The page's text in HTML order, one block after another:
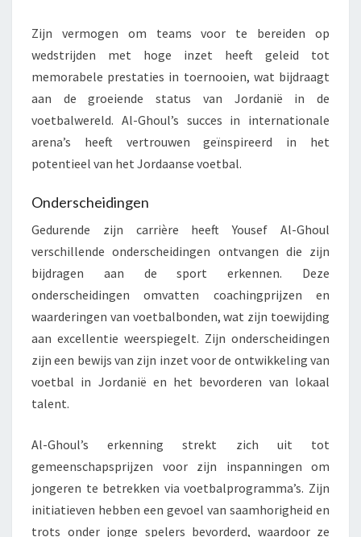
Zijn vermogen om teams voor te bereiden op
wedstrijden met hoge inzet heeft geleid tot
memorabele prestaties in toernooien, wat bijdraagt
aan de groeiende status van Jordanië in de
voetbalwereld. Al-Ghoul’s succes in internationale
arena’s heeft vertrouwen geïnspireerd in het
potentieel van het Jordaanse voetbal.
Onderscheidingen
Gedurende zijn carrière heeft Yousef Al-Ghoul
verschillende onderscheidingen ontvangen die zijn
bijdragen aan de sport erkennen. Deze
onderscheidingen omvatten coachingprijzen en
waarderingen van voetbalbonden, wat zijn toewijding
aan excellentie weerspiegelt. Zijn onderscheidingen
zijn een bewijs van zijn inzet voor de ontwikkeling van
voetbal in Jordanië en het bevorderen van lokaal
talent.
Al-Ghoul’s erkenning strekt zich uit tot
gemeenschapsprijzen voor zijn inspanningen om
jongeren te betrekken via voetbalprogramma’s. Zijn
initiatieven hebben een gevoel van saamhorigheid en
trots onder jonge spelers bevorderd, waardoor ze